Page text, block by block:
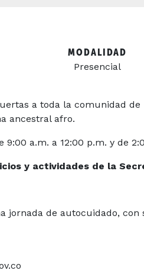
MODALIDAD
Presencial
a toda la comunidad
ancestral afro.
9:00 a.m. a 12:00 p.m. y de
y actividades de la
jornada de autocuidado,